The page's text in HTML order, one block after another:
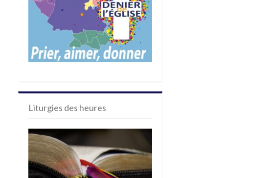
Liturgies des heures